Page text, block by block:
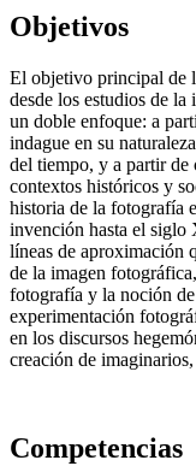
Objetivos
El objetivo principal de
desde los estudios de
un doble enfoque: a
indague en su
del tiempo, y a partir de
contextos históricos y
historia de la fotografía
invención hasta el siglo
líneas de aproximación
de la imagen
fotografía y la noción
experimentación
en los discursos
creación de
Competencias